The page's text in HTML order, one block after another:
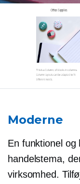
Moderne
En funktionel og
handelstema,
virksomhed.